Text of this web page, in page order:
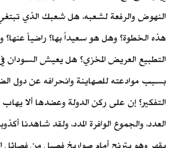
النهوض والرفعة لشعبه، هل شعبك الذي
هذه الخطوة؟ وهل هو سعيداً بها؟ راضياً
التطبيع العريض المخزي؟ هل يعيش السودان
بسبب موادعته للصهاينة وانحرافه عن دول
التفكير؟ إن على ركن الدولة وعضدها ألا
العدد، والجموع الوافرة المدد، ولقد شاهدنا
يقهر وهو يترنح أمام صواريخ فصيل من فصائل